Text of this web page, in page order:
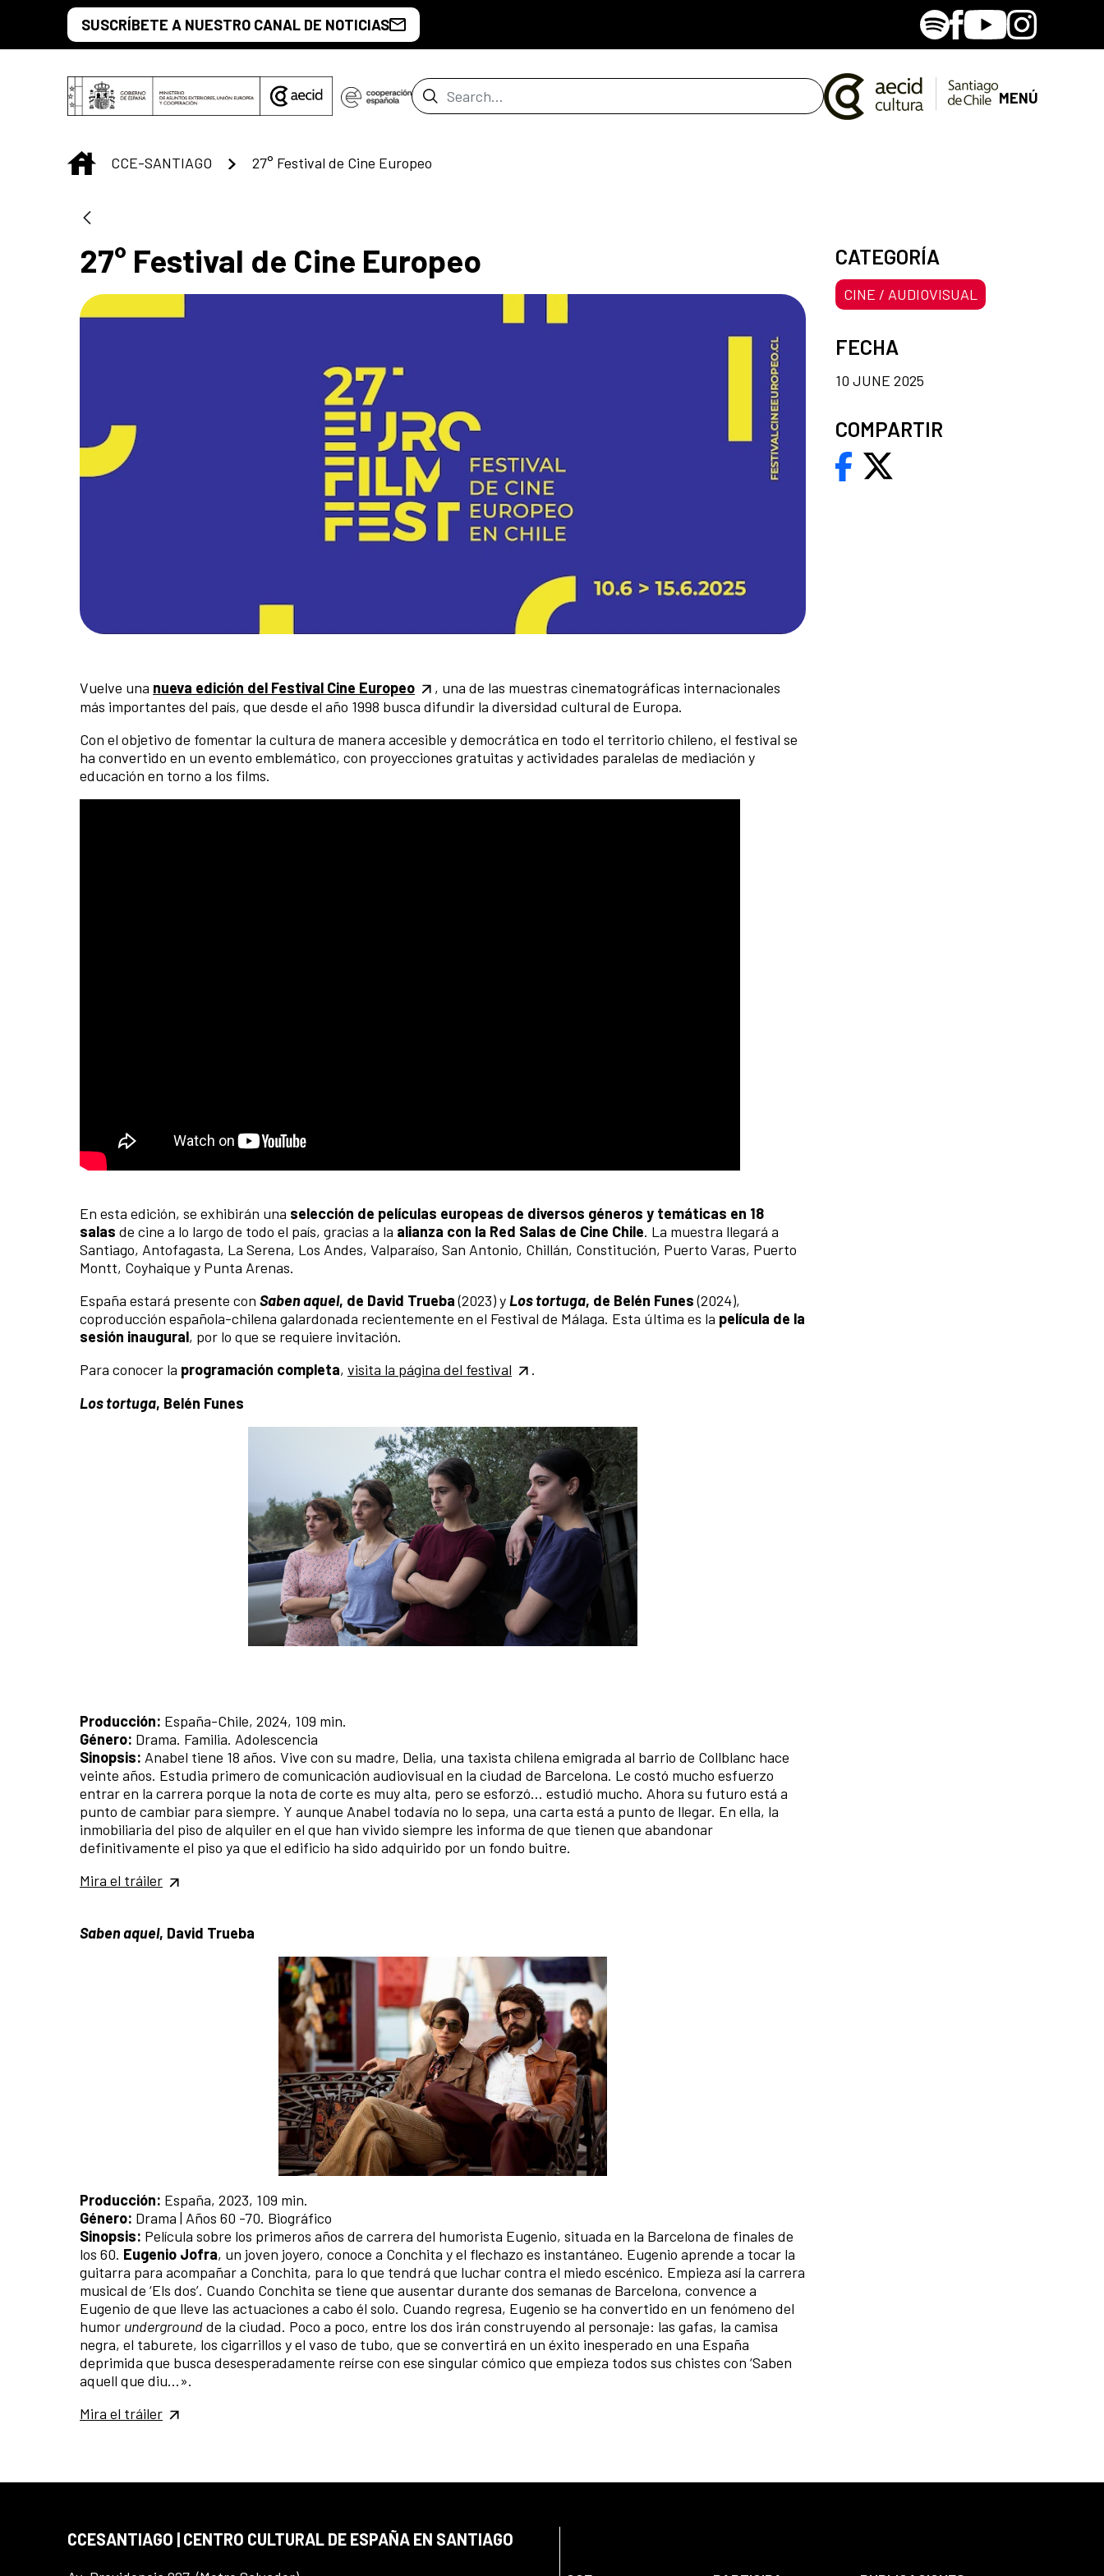
Skip to Main ContentSUSCRÍBETE A NUESTRO CANAL DE NOTICIAS SpotifyFacebook
YoutubeInstagram
Search Bar MENÚ
INICIO
CCE-SANTIAGO 27° Festival de Cine Europeo
27° Festival de Cine Europeo
Vuelve una nueva edición del Festival Cine Europeo
, una de las muestras cinematográficas internacionales
más importantes del país, que desde el año 1998 busca difundir la diversidad cultural de Europa.
Con el objetivo de fomentar la cultura de manera accesible y democrática en todo el territorio chileno, el festival se
ha convertido en un evento emblemático, con proyecciones gratuitas y actividades paralelas de mediación y
educación en torno a los films.
En esta edición, se exhibirán una selección de películas europeas de diversos géneros y temáticas en 18
salas de cine a lo largo de todo el país, gracias a la alianza con la Red Salas de Cine Chile. La muestra llegará a
Santiago, Antofagasta, La Serena, Los Andes, Valparaíso, San Antonio, Chillán, Constitución, Puerto Varas, Puerto
Montt, Coyhaique y Punta Arenas.
España estará presente con Saben aquel, de David Trueba(2023) yLos tortuga, de Belén Funes(2024),
coproducción española-chilena galardonada recientemente en el Festival de Málaga. Esta última es la película de la
sesión inaugural, por lo que se requiere invitación.
Para conocer la programación completa, visita la página del festival
.
Los tortuga, Belén Funes
Producción: España-Chile, 2024, 109 min.
Género: Drama. Familia. Adolescencia
Sinopsis: Anabel tiene 18 años. Vive con su madre, Delia, una taxista chilena emigrada al barrio de Collblanc hace
veinte años. Estudia primero de comunicación audiovisual en la ciudad de Barcelona. Le costó mucho esfuerzo
entrar en la carrera porque la nota de corte es muy alta, pero se esforzó… estudió mucho. Ahora su futuro está a
punto de cambiar para siempre. Y aunque Anabel todavía no lo sepa, una carta está a punto de llegar. En ella, la
inmobiliaria del piso de alquiler en el que han vivido siempre les informa de que tienen que abandonar
definitivamente el piso ya que el edificio ha sido adquirido por un fondo buitre.
Mira el tráiler
Saben aquel, David Trueba
Producción: España, 2023, 109 min.
Género: Drama | Años 60 -70. Biográfico
Sinopsis: Película sobre los primeros años de carrera del humorista Eugenio, situada en la Barcelona de finales de
los 60. Eugenio Jofra, un joven joyero, conoce a Conchita y el flechazo es instantáneo. Eugenio aprende a tocar la
guitarra para acompañar a Conchita, para lo que tendrá que luchar contra el miedo escénico. Empieza así la carrera
musical de ‘Els dos’. Cuando Conchita se tiene que ausentar durante dos semanas de Barcelona, convence a
Eugenio de que lleve las actuaciones a cabo él solo. Cuando regresa, Eugenio se ha convertido en un fenómeno del
humor undergroundde la ciudad. Poco a poco, entre los dos irán construyendo al personaje: las gafas, la camisa
negra, el taburete, los cigarrillos y el vaso de tubo, que se convertirá en un éxito inesperado en una España
deprimida que busca desesperadamente reírse con ese singular cómico que empieza todos sus chistes con ‘Saben
aquell que diu…».
Mira el tráiler
CATEGORÍA
CINE / AUDIOVISUAL
FECHA
10 JUNE 2025
COMPARTIR
CCESANTIAGO | CENTRO CULTURAL DE ESPAÑA EN SANTIAGO